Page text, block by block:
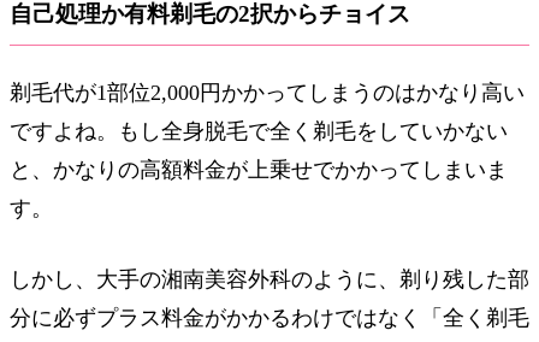
自己処理か有料剃毛の2択からチョイス
剃毛代が1部位2,000円かかってしまうのはかなり高い
ですよね。もし全身脱毛で全く剃毛をしていかない
と、かなりの高額料金が上乗せでかかってしまいま
す。
しかし、大手の湘南美容外科のように、剃り残した部
分に必ずプラス料金がかかるわけではなく「全く剃毛